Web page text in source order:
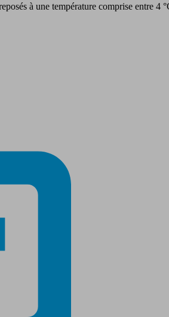
à une température comprise entre 4